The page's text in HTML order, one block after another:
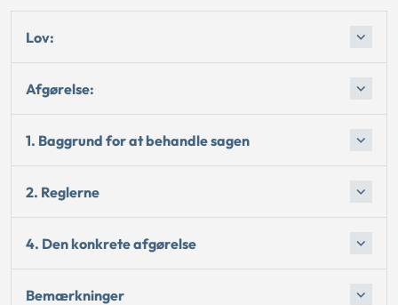
Lov:
Afgørelse:
1. Baggrund for at behandle sagen
2. Reglerne
4. Den konkrete afgørelse
Bemærkninger